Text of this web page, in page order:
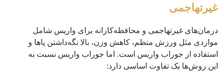
غیرتهاجمی
درمان‌های غیرتهاجمی و محافظه‌کارانه برای واریس شامل
مواردی مثل ورزش منظم، کاهش وزن، بالا نگه‌داشتن پاها و
استفاده از جوراب واریس است. اما جوراب واریس نسبت به
این روش‌ها یک تفاوت اساسی دارد: